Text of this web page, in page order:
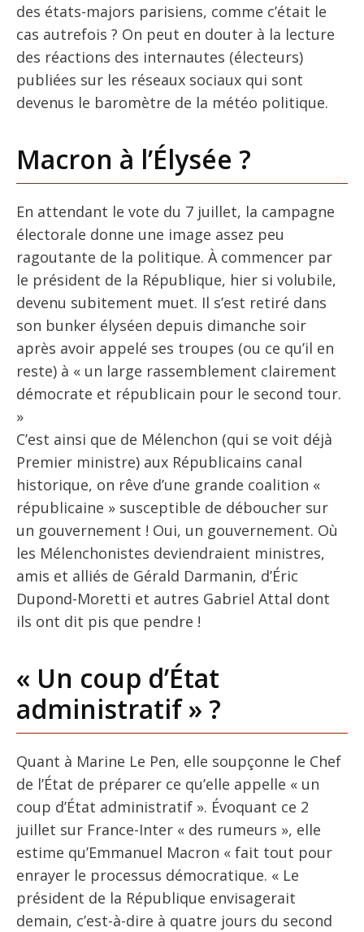
des états-majors parisiens, comme c’était le
cas autrefois ? On peut en douter à la lecture
des réactions des internautes (électeurs)
publiées sur les réseaux sociaux qui sont
devenus le baromètre de la météo politique.
Macron à l’Élysée ?
En attendant le vote du 7 juillet, la campagne
électorale donne une image assez peu
ragoutante de la politique. À commencer par
le président de la République, hier si volubile,
devenu subitement muet. Il s’est retiré dans
son bunker élyséen depuis dimanche soir
après avoir appelé ses troupes (ou ce qu’il en
reste) à « un large rassemblement clairement
démocrate et républicain pour le second tour.
»
C’est ainsi que de Mélenchon (qui se voit déjà
Premier ministre) aux Républicains canal
historique, on rêve d’une grande coalition «
républicaine » susceptible de déboucher sur
un gouvernement ! Oui, un gouvernement. Où
les Mélenchonistes deviendraient ministres,
amis et alliés de Gérald Darmanin, d’Éric
Dupond-Moretti et autres Gabriel Attal dont
ils ont dit pis que pendre !
« Un coup d’État
administratif » ?
Quant à Marine Le Pen, elle soupçonne le Chef
de l’État de préparer ce qu’elle appelle « un
coup d’État administratif ». Évoquant ce 2
juillet sur France-Inter « des rumeurs », elle
estime qu’Emmanuel Macron « fait tout pour
enrayer le processus démocratique. « Le
président de la République envisagerait
demain, c’est-à-dire à quatre jours du second